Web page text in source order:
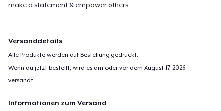
make a statement & empower others
Versanddetails
Alle Produkte werden auf Bestellung gedruckt.
Wenn du jetzt bestellt, wird es am oder vor demAugust 17, 2026
versandt.
Informationen zum Versand